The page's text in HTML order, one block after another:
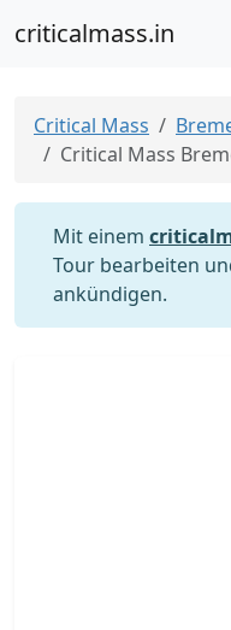
criticalmass.in
Critical Mass
Critical Mass
Mit einem
Tour bearbeiten
ankündigen.